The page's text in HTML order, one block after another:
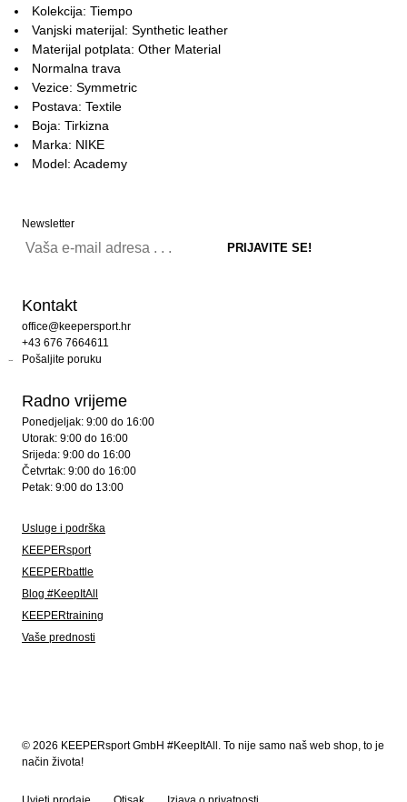
Kolekcija: Tiempo
Vanjski materijal: Synthetic leather
Materijal potplata: Other Material
Normalna trava
Vezice: Symmetric
Postava: Textile
Boja: Tirkizna
Marka: NIKE
Model: Academy
Newsletter
Kontakt
office@keepersport.hr
+43 676 7664611
Pošaljite poruku
Radno vrijeme
Ponedjeljak: 9:00 do 16:00
Utorak: 9:00 do 16:00
Srijeda: 9:00 do 16:00
Četvrtak: 9:00 do 16:00
Petak: 9:00 do 13:00
Usluge i podrška
KEEPERsport
KEEPERbattle
Blog #KeepItAll
KEEPERtraining
Vaše prednosti
© 2026 KEEPERsport GmbH #KeepItAll. To nije samo naš web shop, to je
način života!